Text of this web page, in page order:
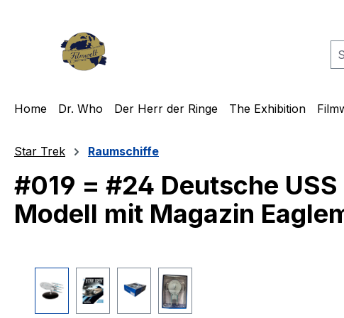
Home Dr. Who Der Herr der Ringe The Exhibition
Star Trek Raumschiffe
#019 = #24 Deutsche
Modell mit Magazin